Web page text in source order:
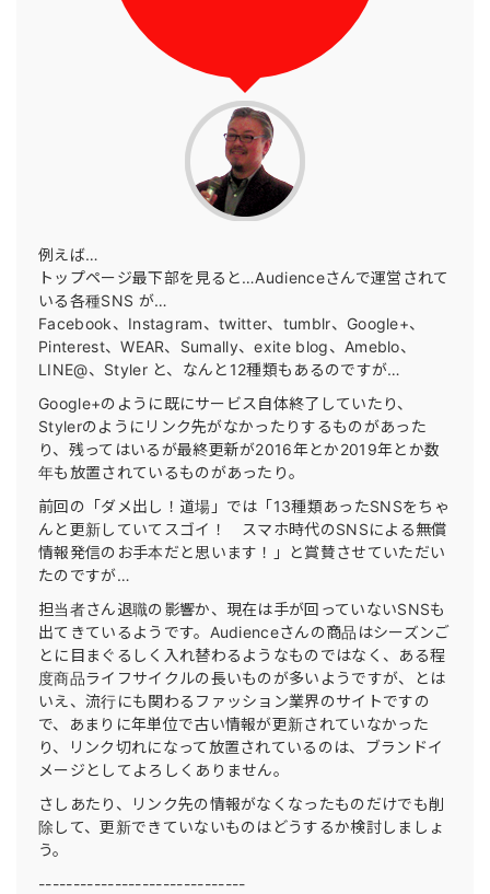
例えば…
トップページ最下部を見ると…Audienceさんで運営されて
いる各種SNS が…
Facebook、Instagram、twitter、tumblr、Google+、
Pinterest、WEAR、Sumally、exite blog、Ameblo、
LINE@、Styler と、なんと12種類もあるのですが…
Google+のように既にサービス自体終了していたり、
Stylerのようにリンク先がなかったりするものがあった
り、残ってはいるが最終更新が2016年とか2019年とか数
年も放置されているものがあったり。
前回の「ダメ出し！道場」では「13種類あったSNSをちゃ
んと更新していてスゴイ！ スマホ時代のSNSによる無償
情報発信のお手本だと思います！」と賞賛させていただい
たのですが…
担当者さん退職の影響か、現在は手が回っていないSNSも
出てきているようです。Audienceさんの商品はシーズンご
とに目まぐるしく入れ替わるようなものではなく、ある程
度商品ライフサイクルの長いものが多いようですが、とは
いえ、流行にも関わるファッション業界のサイトですの
で、あまりに年単位で古い情報が更新されていなかった
り、リンク切れになって放置されているのは、ブランドイ
メージとしてよろしくありません。
さしあたり、リンク先の情報がなくなったものだけでも削
除して、更新できていないものはどうするか検討しましょ
う。
------------------------------